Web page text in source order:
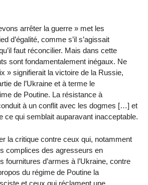
arrêter la guerre » met les
d’égalité, comme s’il s’agissait
faut réconcilier. Mais dans cette
sont fondamentalement inégaux. Ne
» signifierait la victoire de la Russie,
de l’Ukraine et à terme le
de Poutine. La résistance à
à un conflit avec les dogmes […] et
ce qui semblait auparavant inacceptable.
la critique contre ceux qui, notamment
complices des agresseurs en
fournitures d’armes à l’Ukraine, contre
du régime de Poutine la